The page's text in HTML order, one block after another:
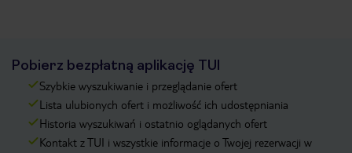
Pobierz bezpłatną aplikację TUI
Szybkie wyszukiwanie i przeglądanie ofert
Lista ulubionych ofert i możliwość ich udostępniania
Historia wyszukiwań i ostatnio oglądanych ofert
Kontakt z TUI i wszystkie informacje o Twojej rezerwacji w